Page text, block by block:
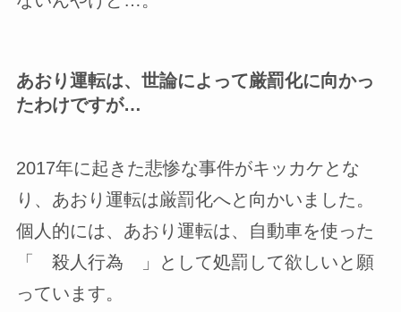
あおり運転は、世論によって厳罰化に向かっ
たわけですが…
2017年に起きた悲惨な事件がキッカケとな
り、あおり運転は厳罰化へと向かいました。
個人的には、あおり運転は、自動車を使った
「 殺人行為 」として処罰して欲しいと願
っています。